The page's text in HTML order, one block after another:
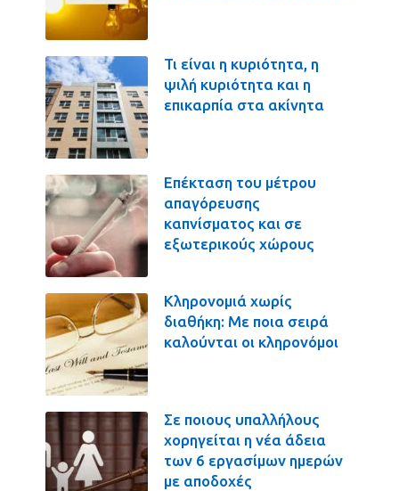
Τι είναι η κυριότητα, η
ψιλή κυριότητα και η
επικαρπία στα ακίνητα
Επέκταση του μέτρου
απαγόρευσης
καπνίσματος και σε
εξωτερικούς χώρους
Κληρονομιά χωρίς
διαθήκη: Με ποια σειρά
καλούνται οι κληρονόμοι
Σε ποιους υπαλλήλους
χορηγείται η νέα άδεια
των 6 εργασίμων ημερών
με αποδοχές